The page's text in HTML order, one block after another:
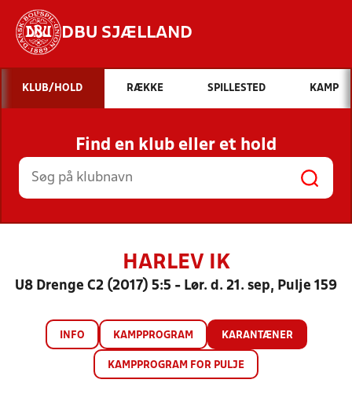
DBU SJÆLLAND
Hvad vil du søge efter?
INDHOLD OG NYHEDER
STILLINGER, RESULTATER, KLUBBER OG
HOLD
KLUB/HOLD RÆKKE SPILLESTED KAMP
Find en klub eller et hold
HARLEV IK
U8 Drenge C2 (2017) 5:5 - Lør. d. 21. sep, Pulje 159
INFO KAMPPROGRAM KARANTÆNER
KAMPPROGRAM FOR PULJE